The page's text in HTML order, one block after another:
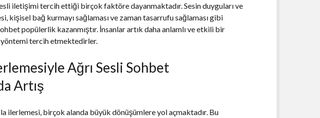
iletişimi tercih ettiği birçok faktöre dayanmaktadır. Sesin duyguları ve
kişisel bağ kurmayı sağlaması ve zaman tasarrufu sağlaması gibi
popülerlik kazanmıştır. İnsanlar artık daha anlamlı ve etkili bir
tercih etmektedirler.
Ağrı Sesli Sohbet
Artış
ilerlemesi, birçok alanda büyük dönüşümlere yol açmaktadır. Bu